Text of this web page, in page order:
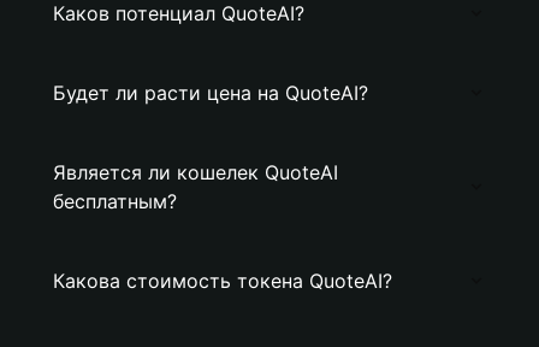
Каков потенциал QuoteAI?
Будет ли расти цена на QuoteAI?
Является ли кошелек QuoteAI
бесплатным?
Какова стоимость токена QuoteAI?